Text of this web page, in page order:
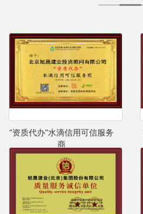
"资质代办"水滴信用可信服务
商